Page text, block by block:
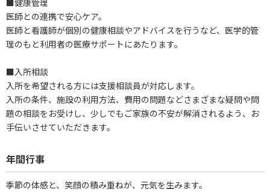
■健康管理
医師との連携で安心ケア。
医師と看護師が個別の健康相談やアドバイスを行うなど、医学的管
理のもと利用者の医療サポートにあたります。
■入所相談
入所を希望される方には支援相談員が対応します。
入所の条件、施設の利用方法、費用の問題などさまざまな疑問や問
題の相談をお受けし、少しでもご家族の不安が解消されるよう、お
手伝いさせていただきます。
年間行事
季節の体感と、笑顔の積み重ねが、元気を生みます。